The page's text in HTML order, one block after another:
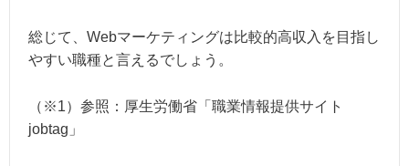
総じて、Webマーケティングは比較的高収入を目指し
やすい職種と言えるでしょう。
（※1）参照： 厚生労働省「職業情報提供サイト
jobtag」